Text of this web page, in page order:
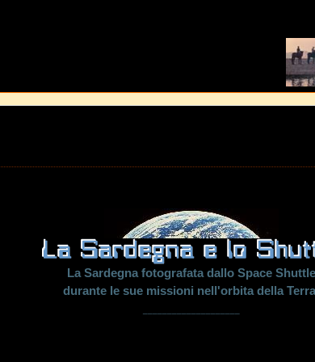
La Sardegna fotografata dallo Space Shuttle
durante le sue missioni nell'orbita della